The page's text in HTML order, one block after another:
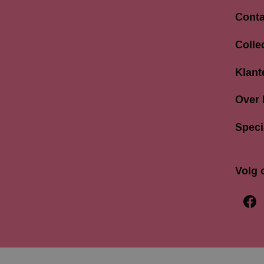
033
Over
Volg